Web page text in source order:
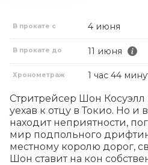
В прокате с 4 июня
В прокате до 11 июня
Хронометраж 1 час 44
Стритрейсер Шон Косуэлл
уехав к отцу в Токио. Но и
находит неприятности,
мир подпольного
местному королю дорог,
Шон ставит на кон